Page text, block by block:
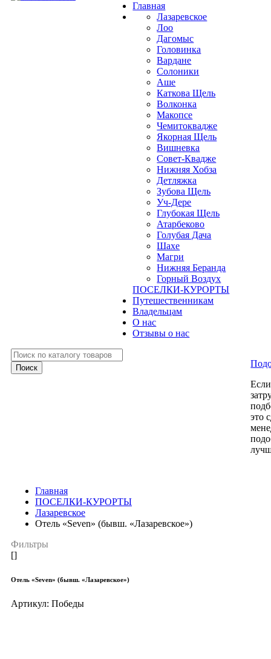
Главная
Лазаревское
Лоо
Дагомыс
Головинка
Вардане
Солоники
Аше
Каткова Щель
Волконка
Макопсе
Чемитоквадже
Якорная Щель
Вишневка
Совет-Квадже
Нижняя Хобза
Детляжка
Зубова Щель
Уч-Дере
Глубокая Щель
Атарбеково
Голубая Дача
Шахе
Магри
Нижняя Беранда
Горный Воздух
ПОСЕЛКИ-КУРОРТЫ
Путешественникам
Владельцам
О нас
Отзывы о нас
это
Главная
ПОСЕЛКИ-КУРОРТЫ
Лазаревское
Отель «Seven» (бывш. «Лазаревское»)
Фильтры
[]
Отель «Seven» (бывш. «Лазаревское»)
Артикул: Победы